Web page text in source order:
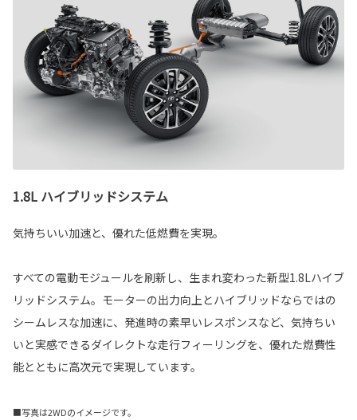
1.8L ハイブリッドシステム
気持ちいい加速と、優れた低燃費を実現。
すべての電動モジュールを刷新し、生まれ変わった新型1.8Lハイブ
リッドシステム。モーターの出力向上とハイブリッドならではの
シームレスな加速に、発進時の素早いレスポンスなど、気持ちい
いと実感できるダイレクトな走行フィーリングを、優れた燃費性
能とともに高次元で実現しています。
■写真は2WDのイメージです。